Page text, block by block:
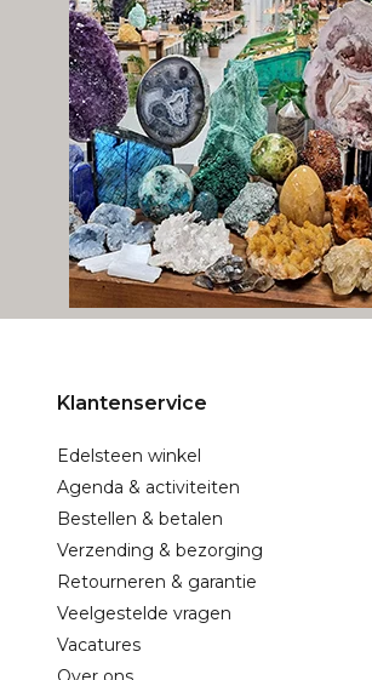
Klantenservice
Edelsteen winkel
Agenda & activiteiten
Bestellen & betalen
Verzending & bezorging
Retourneren & garantie
Veelgestelde vragen
Vacatures